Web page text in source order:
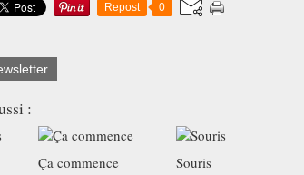
Repost 0
:
Ça commence Souris